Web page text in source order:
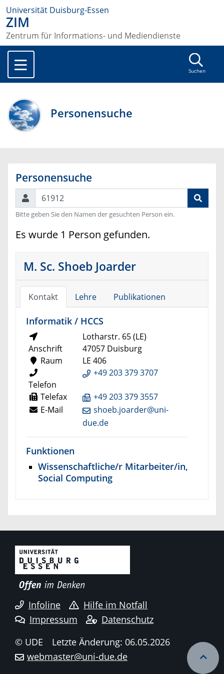
Universität Duisburg-Essen
ZIM
Zentrum für Informations- und Mediendienste
Suchen
Personensuche
Personensuche
Suchen
Bitte geben Sie den Namen der gesuchten Person ein.
Es wurde 1 Person gefunden.
M. Sc. Shoeb Joarder
Kontakt Lehre Publikationen
Informatik / HCCS
Anschrift
Lotharstr. 65 (LE)
47057 Duisburg
Raum
LE 406
Telefon
+49 203 379 3707
Telefax
+49 203 379 3557
E-Mail
shoeb.joarder@uni-
due.de
Funktionen
Wissenschaftliche/r Mitarbeiter/in,
Social Computing
Infoline
Hilfe im Notfall
Impressum
Datenschutz
© UDE
Letzte Änderung: 06.05.2026
webmaster@uni-due.de